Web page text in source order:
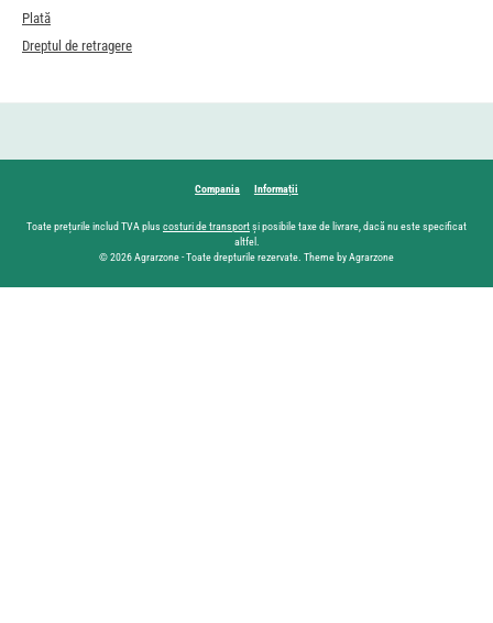
Plată
Dreptul de retragere
Compania Informații
Toate prețurile includ TVA plus costuri de transportși posibile taxe de livrare, dacă nu este specificat
altfel.
© 2026 Agrarzone - Toate drepturile rezervate. Theme by Agrarzone